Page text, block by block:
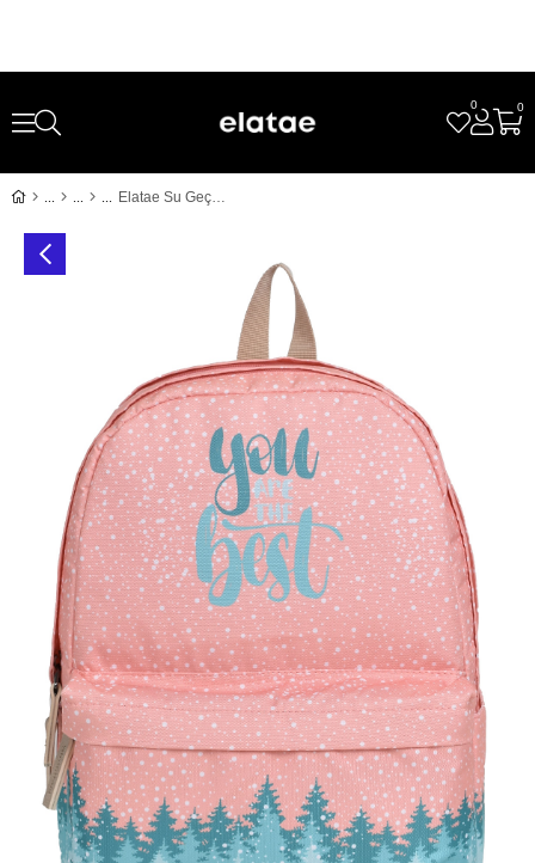
0
0
Elatae Su Geçirmez Çok Gözlü Kız Çocuk Seyahat Okul Sırt Çantası Pudra K1467